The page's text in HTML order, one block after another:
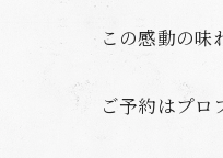
この感動の
ご予約はプロ